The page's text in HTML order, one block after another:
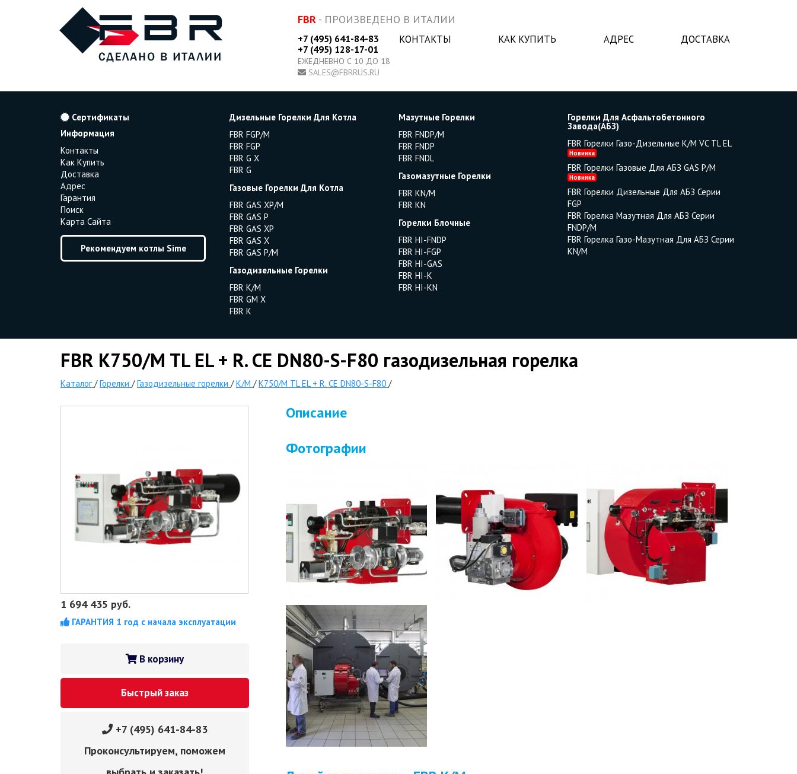
FBR- ПРОИЗВЕДЕНО В ИТАЛИИ
+7 (495) 641-84-83
+7 (495) 128-17-01
ЕЖЕДНЕВНО С 10 ДО 18
SALES@FBRRUS.RU
КОНТАКТЫ КАК КУПИТЬ АДРЕС ДОСТАВКА
Сертификаты
Информация
Контакты
Как Купить
Доставка
Адрес
Гарантия
Поиск
Карта Сайта
Рекомендуем котлы Sime
Дизельные Горелки Для Котла
FBR FGP/M
FBR FGP
FBR G X
FBR G
Газовые Горелки Для Котла
FBR GAS XP/M
FBR GAS P
FBR GAS XP
FBR GAS X
FBR GAS P/M
Газодизельные Горелки
FBR K/M
FBR GM X
FBR K
Мазутные Горелки
FBR FNDP/M
FBR FNDP
FBR FNDL
Газомазутные Горелки
FBR KN/M
FBR KN
Горелки Блочные
FBR HI-FNDP
FBR HI-FGP
FBR HI-GAS
FBR HI-K
FBR HI-KN
Горелки Для Асфальтобетонного
Завода(АБЗ)
FBR Горелки Газо-Дизельные K/M VC TL EL
Новинка
FBR Горелки Газовые Для АБЗ GAS P/M
Новинка
FBR Горелки Дизельные Для АБЗ Серии
FGP
FBR Горелка Мазутная Для АБЗ Серии
FNDP/M
FBR Горелка Газо-Мазутная Для АБЗ Серии
KN/M
FBR K750/M TL EL + R. CE DN80-S-F80 газодизельная горелка
Каталог /Горелки /Газодизельные горелки /K/M /K750/M TL EL + R. CE DN80-S-F80 /
1 694 435 руб.
ГАРАНТИЯ 1 год с начала эксплуатации
В корзину
Быстрый заказ
+7 (495) 641-84-83
Проконсультируем, поможем
Описание
Фотографии